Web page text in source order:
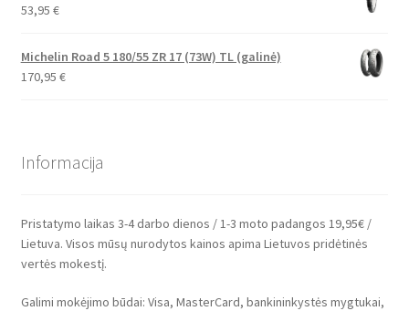
53,95 €
Michelin Road 5 180/55 ZR 17 (73W) TL (galinė)
170,95 €
Informacija
Pristatymo laikas 3-4 darbo dienos / 1-3 moto padangos 19,95€ /
Lietuva. Visos mūsų nurodytos kainos apima Lietuvos pridėtinės
vertės mokestį.
Galimi mokėjimo būdai: Visa, MasterCard, bankininkystės mygtukai,